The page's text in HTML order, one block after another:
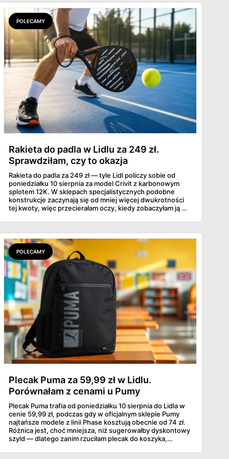
POLECAMY
Rakieta do padla w Lidlu za 249 zł.
Sprawdziłam, czy to okazja
Rakieta do padla za 249 zł — tyle Lidl policzy sobie od
poniedziałku 10 sierpnia za model Crivit z karbonowym
splotem 12K. W sklepach specjalistycznych podobne
konstrukcje zaczynają się od mniej więcej dwukrotności
tej kwoty, więc przecierałam oczy, kiedy zobaczyłam ją w
najszybciej rosnący sport w Polsce: kortów przybywa
lawinowo, a chętnych jeszcze szybciej. Sprawdziłam, co
dokładnie dostajemy za te pieniądze i komu taka rakieta
faktycznie wystarczy.
POLECAMY
Plecak Puma za 59,99 zł w Lidlu.
Porównałam z cenami u Pumy
Plecak Puma trafia od poniedziałku 10 sierpnia do Lidla w
cenie 59,99 zł, podczas gdy w oficjalnym sklepie Pumy
najtańsze modele z linii Phase kosztują obecnie od 74 zł.
Różnica jest, choć mniejsza, niż sugerowałby dyskontowy
szyld — dlatego zanim rzuciłam plecak do koszyka,
rozpiska: co dokładnie sprzedaje Lidl, ile kosztują